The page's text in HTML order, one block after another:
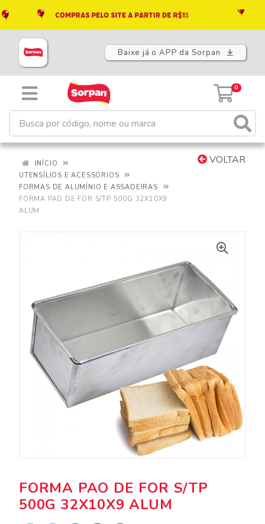
Baixe já o APP da Sorpan
0
VOLTAR
INÍCIO
UTENSÍLIOS E ACESSÓRIOS
FORMAS DE ALUMÍNIO E ASSADEIRAS
FORMA PAO DE FOR S/TP 500G 32X10X9
ALUM
FORMA PAO DE FOR S/TP
500G 32X10X9 ALUM